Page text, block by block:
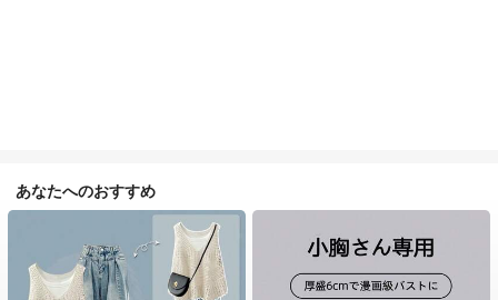
あなたへのおすすめ